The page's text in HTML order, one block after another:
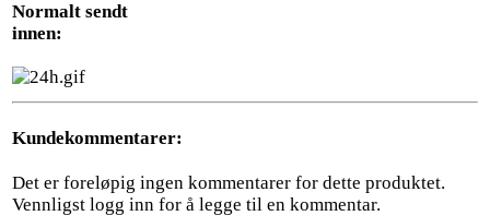
Normalt sendt
innen:
Kundekommentarer:
Det er foreløpig ingen kommentarer for dette produktet.
Vennligst logg inn for å legge til en kommentar.